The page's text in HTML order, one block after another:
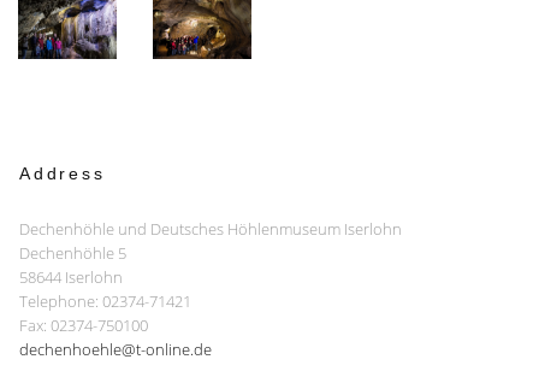
Address
Dechenhöhle und Deutsches Höhlenmuseum Iserlohn
Dechenhöhle 5
58644 Iserlohn
Telephone: 02374-71421
Fax: 02374-750100
dechenhoehle@t-online.de